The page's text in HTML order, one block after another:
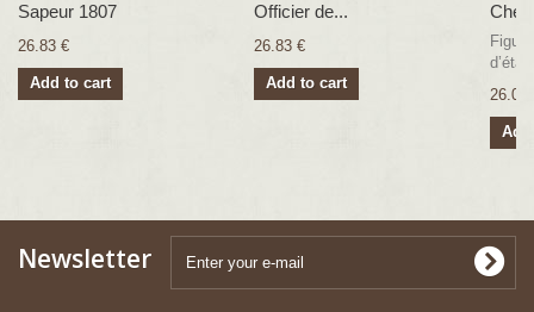
Sapeur 1807
26.83 €
Add to cart
Officier de...
26.83 €
Add to cart
26.00
Newsletter